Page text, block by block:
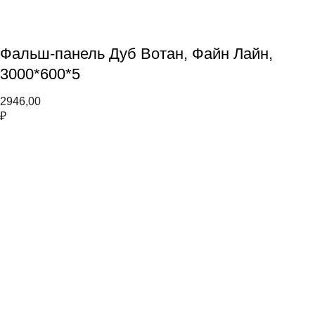
Фальш-панель Дуб Вотан, Файн Лайн,
3000*600*5
2946,00
₽